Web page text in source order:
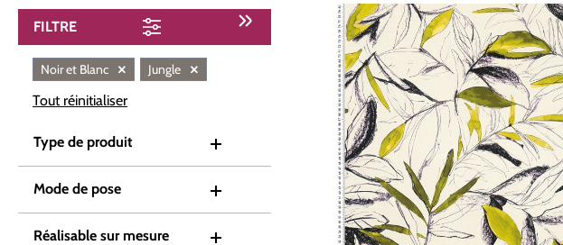
FILTRE
Noir et Blanc × Jungle ×
Tout réinitialiser
Type de produit
Mode de pose
Réalisable sur mesure